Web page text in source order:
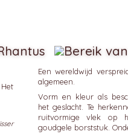
. Het
Een wereldwijd
algemeen.
Vorm en kleur als
het geslacht. Te
ruitvormige vlek op
goudgele borststuk.